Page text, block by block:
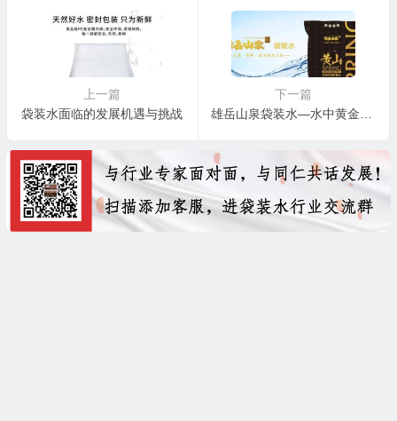
上一篇
袋装水面临的发展机遇与挑战
下一篇